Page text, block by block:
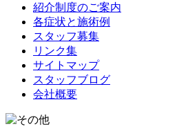
紹介制度のご案内
各症状と施術例
スタッフ募集
リンク集
サイトマップ
スタッフブログ
会社概要